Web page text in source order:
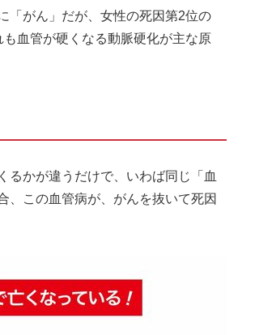
「がん」だが、女性の死因第2位の
血管が硬くなる動脈硬化が主な原
かが違うだけで、いわば同じ「血
、この血管病が、がんを抜いて死因